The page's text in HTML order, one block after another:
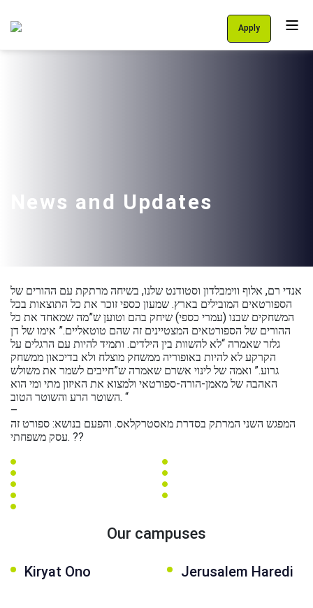
Support Us
عربيه let's talk
Apply
News and Updates
אנדי רם, אלוף ווימבלדון וסטודנט שלנו, בשיחה מרתקת עם ההורים של
הספורטאים המובילים בארץ. שמעון כספי זוכר את כל התוצאות בכל
המשחקים שבנו (עמרי כספי) שיחק בהם וטוען ש”מה שמאחד את כל
ההורים של הספורטאים המצטיינים זה שהם טוטאליים.” אימו של דן
גלזר שאמרה “לא להשוות בין הילדים. ותמיד להיות עם הרגלים על
הקרקע לא להיות באופוריה ממשחק מוצלח ולא בדיכאון ממשחק
גרוע.” ואמה של לינוי אשרם שאמרה ש”חייבים לשמר את משולש
האהבה של מאמן-הורה-ספורטאי ולמצוא את האיזון מתי ומי הוא
השוטר הרע והשוטר הטוב. “
–
המפגש השני המרתק בסדרת מאסטרקלאס. והפעם בנושא: ספורט זה
עסק משפחתי. ??
Our campuses
Kiryat Ono Jerusalem Haredi